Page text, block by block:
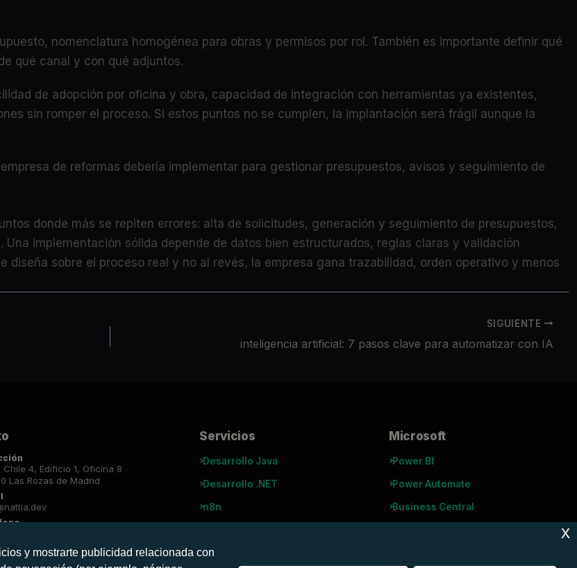
nomenclatura homogénea para obras y permisos por rol. También es importante definir qué
qué canal y con qué adjuntos.
de adopción por oficina y obra, capacidad de integración con herramientas ya existentes,
sin romper el proceso. Si estos puntos no se cumplen, la implantación será frágil aunque la
de reformas debería implementar para gestionar presupuestos, avisos y seguimiento de
donde más se repiten errores: alta de solicitudes, generación y seguimiento de presupuestos,
implementación sólida depende de datos bien estructurados, reglas claras y validación
diseña sobre el proceso real y no al revés, la empresa gana trazabilidad, orden operativo y menos
SIGUIENTE
inteligencia artificial: 7 pasos clave para automatizar con IA
Chile 4, Edificio 1, Oficina 8
Las Rozas de Madrid
Servicios
Desarrollo Java
Desarrollo .NET
n8n
Microsoft
Power BI
Power Automate
Business Central
y mostrarte publicidad relacionada con
x